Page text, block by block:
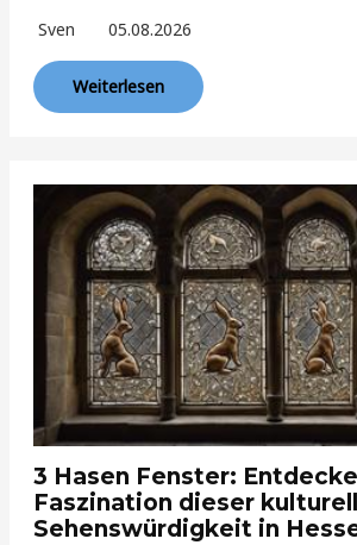
Sven 05.08.2026
Weiterlesen
3 Hasen Fenster:
Faszination dieser
Sehenswürdigkeit in